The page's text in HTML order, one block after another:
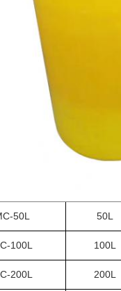
50L 50L
100L 100L
200L 200L